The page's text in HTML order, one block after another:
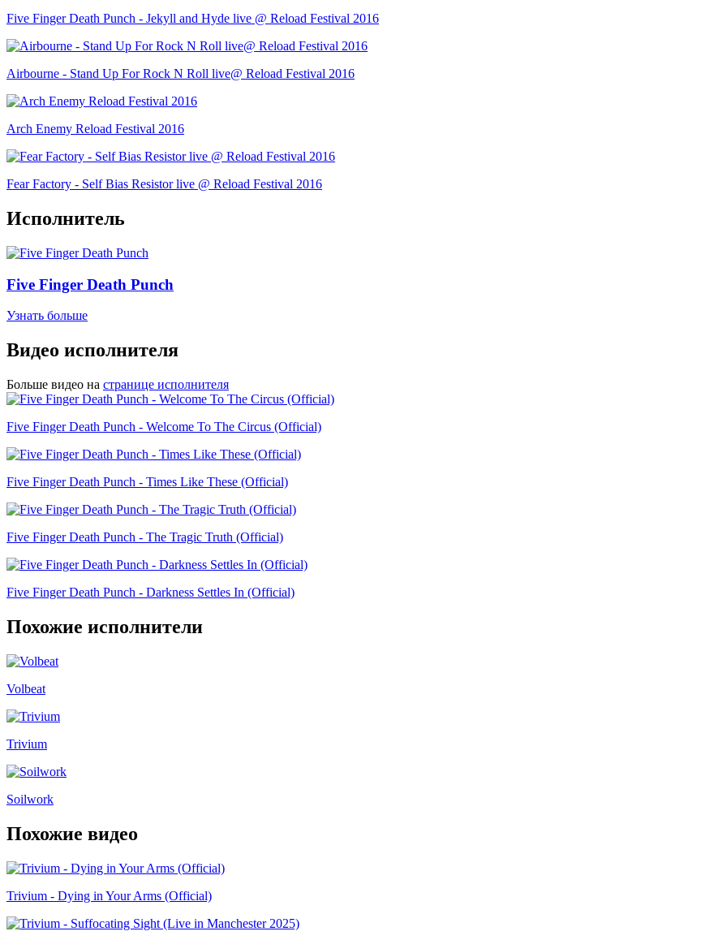
Five Finger Death Punch - Jekyll and Hyde live @ Reload Festival 2016
Airbourne - Stand Up For Rock N Roll live@ Reload Festival 2016
Arch Enemy Reload Festival 2016
Fear Factory - Self Bias Resistor live @ Reload Festival 2016
Исполнитель
Five Finger Death Punch
Узнать больше
Видео исполнителя
Больше видео на странице исполнителя
Five Finger Death Punch - Welcome To The Circus (Official)
Five Finger Death Punch - Times Like These (Official)
Five Finger Death Punch - The Tragic Truth (Official)
Five Finger Death Punch - Darkness Settles In (Official)
Похожие исполнители
Volbeat
Trivium
Soilwork
Похожие видео
Trivium - Dying in Your Arms (Official)